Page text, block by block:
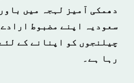
دھمکی آمیز لہجہ میں
سعودیہ اپنے مضبوط
چیلنجوں کو اپنانے کے
رہا ہے۔